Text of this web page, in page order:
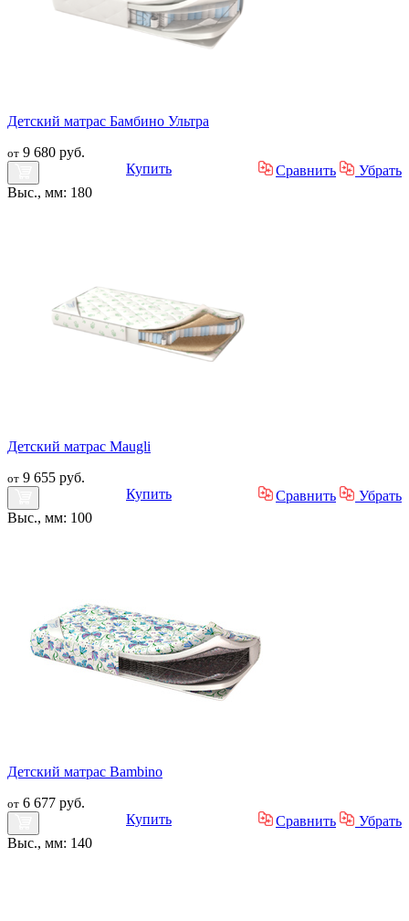
Детский матрас Бамбино Ультра
от 9 680 руб.
Купить
Сравнить
Убрать
Выс., мм: 180
Детский матрас Maugli
от 9 655 руб.
Купить
Сравнить
Убрать
Выс., мм: 100
Детский матрас Bambino
от 6 677 руб.
Купить
Сравнить
Убрать
Выс., мм: 140